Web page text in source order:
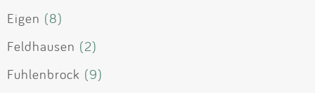
Eigen (8)
Feldhausen (2)
Fuhlenbrock (9)